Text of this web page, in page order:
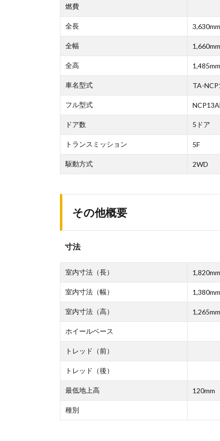
燃費
全長 3,630mm
全幅 1,660mm
全高 1,485mm
車名型式 TA-
フル型式
ドア数 5ドア
トランスミッション 5F
駆動方式 2WD
その他概要
寸法
室内寸法（長） 1,820mm
室内寸法（幅） 1,380mm
室内寸法（高） 1,265mm
ホイールベース
トレッド（前）
トレッド（後）
最低地上高 120mm
種別